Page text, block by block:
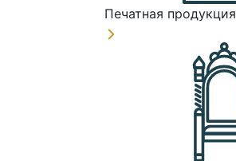
Печатная продукция